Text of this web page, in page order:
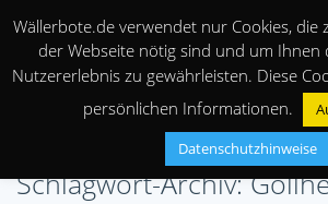
Schlagwort-Archiv:
Wällerbote.de verwendet nur Cookies, die
der Webseite nötig sind und um Ihnen
Nutzererlebnis zu gewährleisten. Diese
persönlichen Informationen.
Datenschutzhinweise